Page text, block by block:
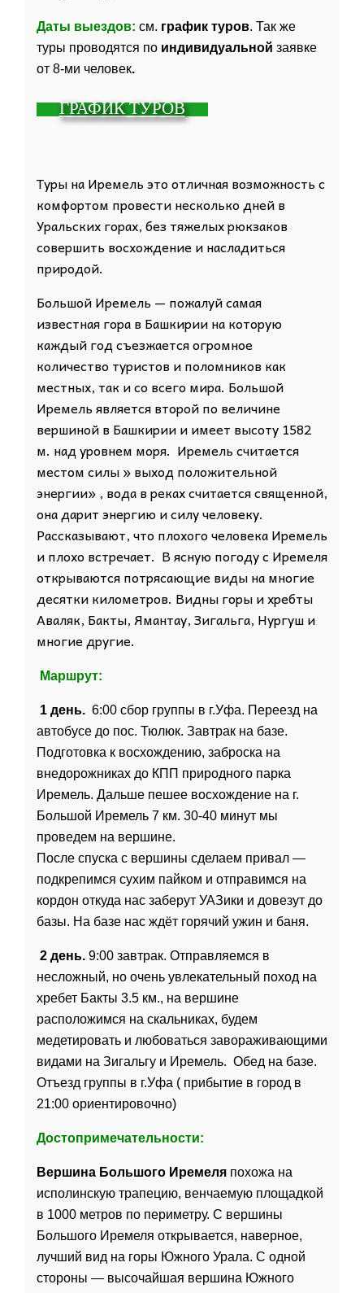
Даты выездов: см. график туров. Так же
туры проводятся по индивидуальной заявке
от 8-ми человек.
ГРАФИК ТУРОВ
Туры на Иремель это отличная возможность с
комфортом провести несколько дней в
Уральских горах, без тяжелых рюкзаков
совершить восхождение и насладиться
природой.
Большой Иремель — пожалуй самая
известная гора в Башкирии на которую
каждый год съезжается огромное
количество туристов и поломников как
местных, так и со всего мира. Большой
Иремель является второй по величине
вершиной в Башкирии и имеет высоту 1582
м. над уровнем моря. Иремель считается
местом силы » выход положительной
энергии» , вода в реках считается священной,
она дарит энергию и силу человеку.
Рассказывают, что плохого человека Иремель
и плохо встречает. В ясную погоду с Иремеля
открываются потрясающие виды на многие
десятки километров. Видны горы и хребты
Аваляк, Бакты, Ямантау, Зигальга, Нургуш и
многие другие.
Маршрут:
1 день.6:00 сбор группы в г.Уфа. Переезд на
автобусе до пос. Тюлюк. Завтрак на базе.
Подготовка к восхождению, заброска на
внедорожниках до КПП природного парка
Иремель. Дальше пешее восхождение на г.
Большой Иремель 7 км. 30-40 минут мы
проведем на вершине.
После спуска с вершины сделаем привал —
подкрепимся сухим пайком и отправимся на
кордон откуда нас заберут УАЗики и довезут до
базы. На базе нас ждёт горячий ужин и баня.
2 день. 9:00 завтрак. Отправляемся в
несложный, но очень увлекательный поход на
хребет Бакты 3.5 км., на вершине
расположимся на скальниках, будем
медетировать и любоваться завораживающими
видами на Зигальгу и Иремель. Обед на базе.
Отъезд группы в г.Уфа ( прибытие в город в
21:00 ориентировочно)
Достопримечательности:
Вершина Большого Иремеляпохожа на
исполинскую трапецию, венчаемую площадкой
в 1000 метров по периметру. С вершины
Большого Иремеля открывается, наверное,
лучший вид на горы Южного Урала. С одной
стороны — высочайшая вершина Южного